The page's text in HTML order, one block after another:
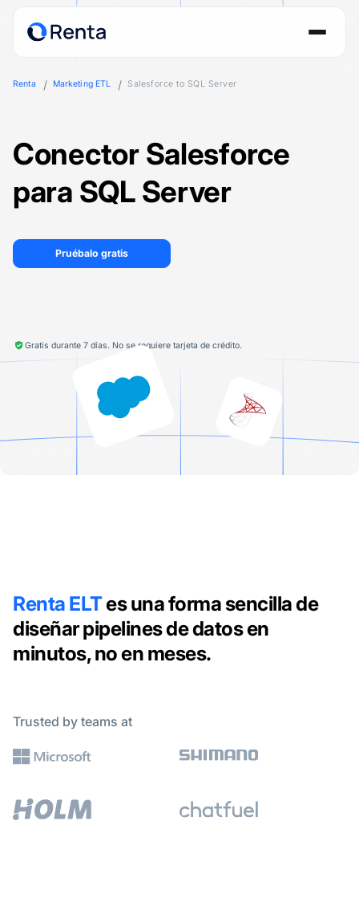
Renta Marketing ETL Salesforce to SQL Server
Conector Salesforce
para SQL Server
Pruébalo gratis
Gratis durante 7 días. No se requiere tarjeta de crédito.
Renta ELTes una forma sencilla de
diseñar pipelines de datos en
minutos, no en meses.
Trusted by teams at